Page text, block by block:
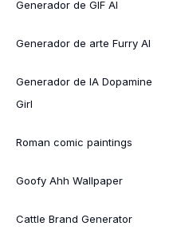
Generador de GIF AI
Generador de arte Furry AI
Generador de IA Dopamine
Girl
Roman comic paintings
Goofy Ahh Wallpaper
Cattle Brand Generator